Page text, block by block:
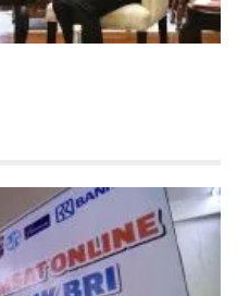
negosiasi